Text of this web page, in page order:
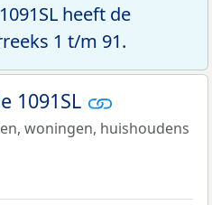
heeft de
1 t/m 91.
1091SL
woningen, huishoudens